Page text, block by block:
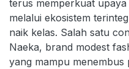
terus memperkuat
melalui ekosistem
naik kelas. Salah satu
Naeka, brand modest
yang mampu menembus